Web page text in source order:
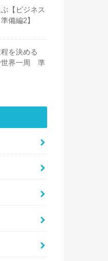
【ビジネス
備編2】
を決める
世界一周 準